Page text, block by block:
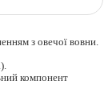
з овечої вовни.
компонент